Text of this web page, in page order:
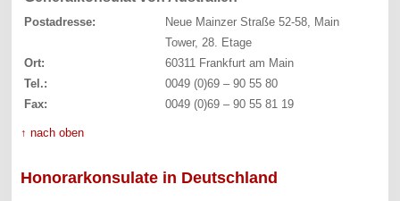
Postadresse:
Neue Mainzer Straße 52-58, Main
Tower, 28. Etage
Ort:
60311 Frankfurt am Main
Tel.:
0049 (0)69 – 90 55 80
Fax:
0049 (0)69 – 90 55 81 19
↑ nach oben
Honorarkonsulate in Deutschland